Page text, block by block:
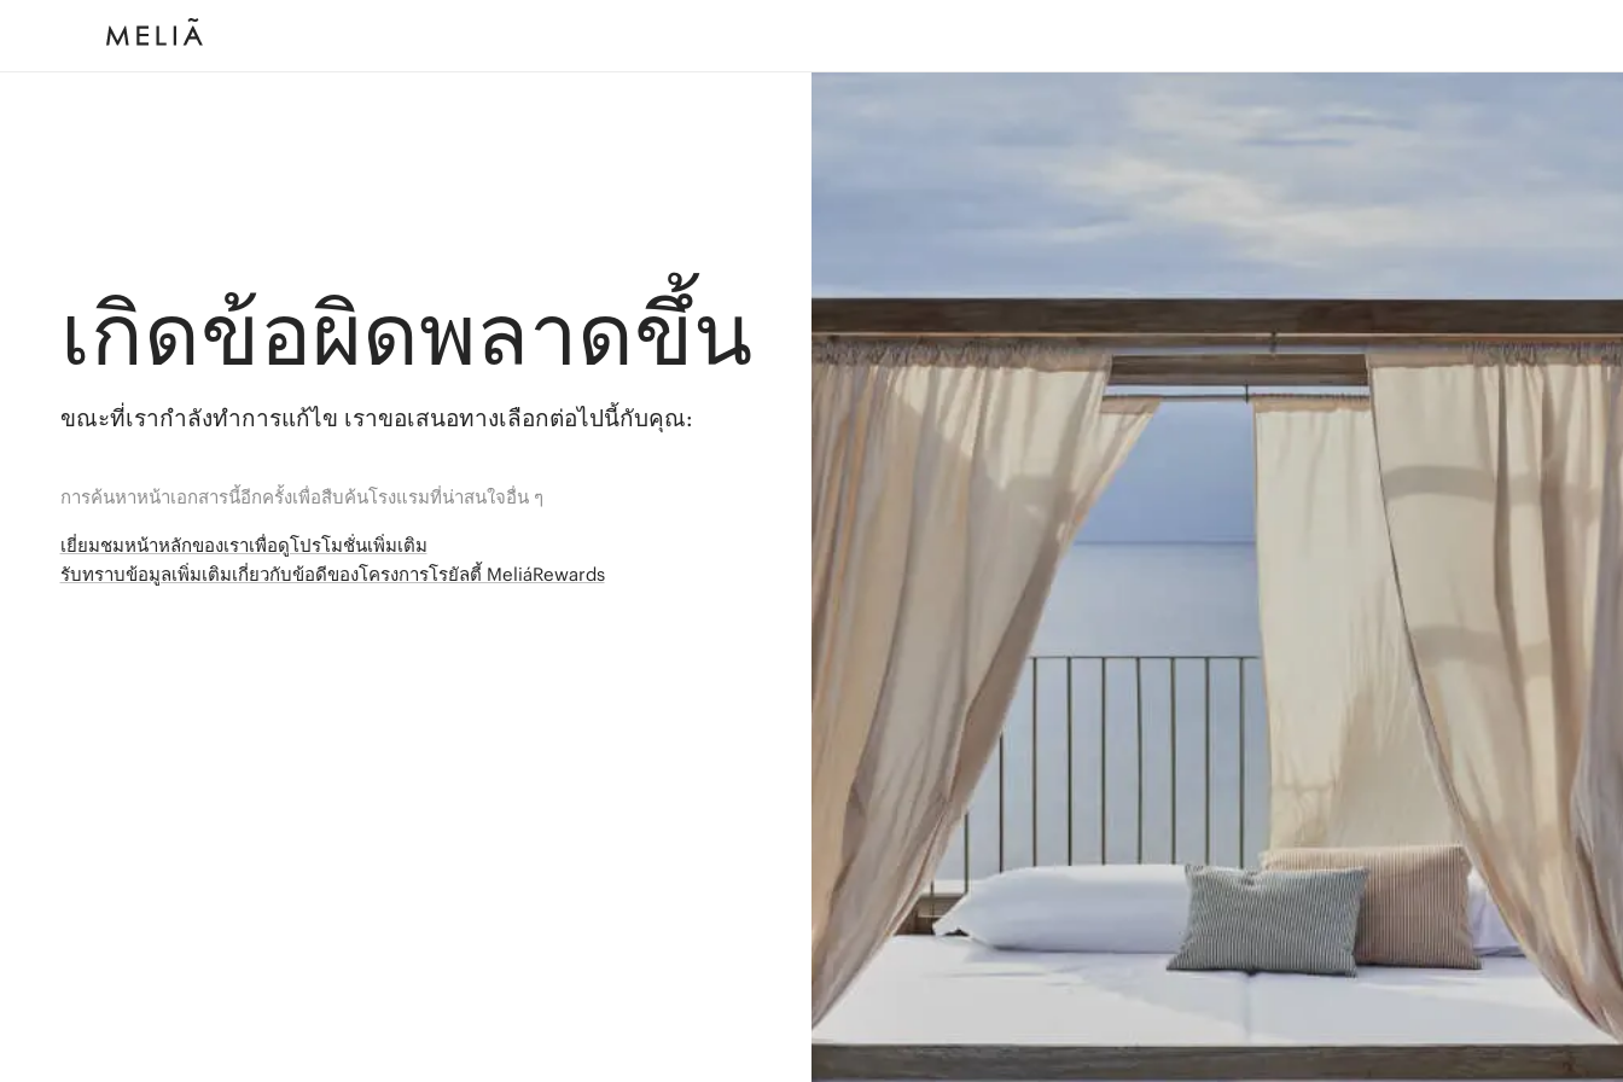
เกิดข้อผิดพลาดขึ้น
ขณะที่เรากำลังทำการแก้ไข เราขอเสนอทางเลือกต่อไปนี้กับคุณ:
การค้นหาหน้าเอกสารนี้อีกครั้งเพื่อสืบค้นโรงแรมที่น่าสนใจอื่น ๆ
เยี่ยมชมหน้าหลักของเราเพื่อดูโปรโมชั่นเพิ่มเติม
รับทราบข้อมูลเพิ่มเติมเกี่ยวกับข้อดีของโครงการโรยัลตี้ MeliáRewards